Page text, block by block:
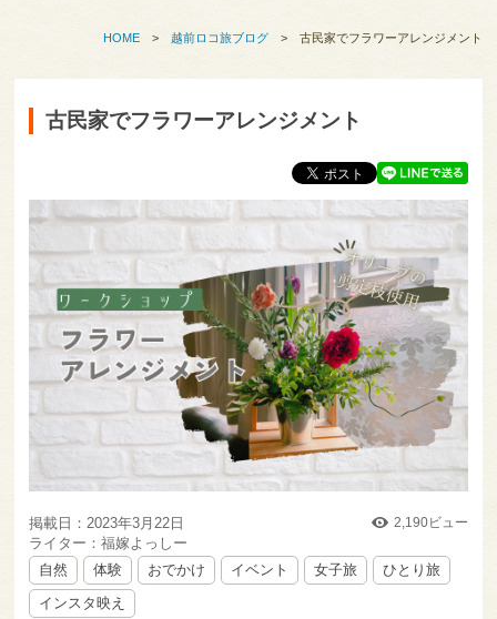
HOME> 越前ロコ旅ブログ> 古民家でフラワーアレンジメント
古民家でフラワーアレンジメント
掲載日：2023年3月22日 2,190ビュー
ライター：福嫁よっしー
自然
体験 おでかけ イベント 女子旅
ひとり旅
インスタ映え